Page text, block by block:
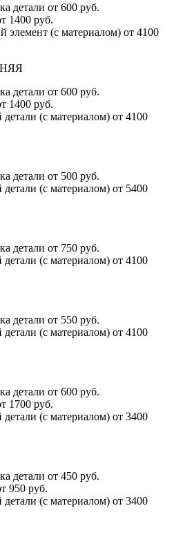
детали от 600 руб.
1400 руб.
элемент (с материалом) от 4100
детали от 600 руб.
1400 руб.
(с материалом) от 4100
детали от 500 руб.
(с материалом) от 5400
детали от 750 руб.
(с материалом) от 4100
детали от 550 руб.
(с материалом) от 4100
детали от 600 руб.
1700 руб.
(с материалом) от 3400
детали от 450 руб.
950 руб.
(с материалом) от 3400